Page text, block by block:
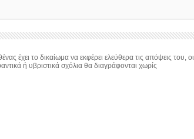
έχει το δικαίωμα να εκφέρει ελεύθερα τις απόψεις του, οι
ή υβριστικά σχόλια θα διαγράφονται χωρίς